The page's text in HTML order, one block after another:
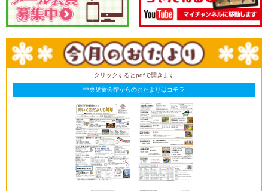
クリックするとpdfで開きます
中央児童会館からのおたよりはコチラ